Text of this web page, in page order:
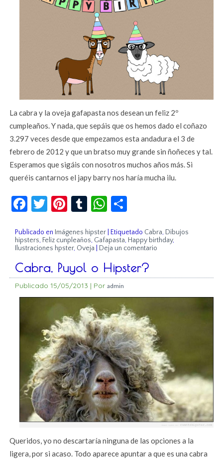
La cabra y la oveja gafapasta nos desean un feliz 2º
cumpleaños. Y nada, que sepáis que os hemos dado el coñazo
3.297 veces desde que empezamos esta andadura el 3 de
febrero de 2012 y que un bratso muy grande sin ñoñeces y tal.
Esperamos que sigáis con nosotros muchos años más. Si
queréis cantarnos el japy barry nos haría mucha ilu.
Facebook
Twitter
Pinterest
TumblrWhatsApp
Publicado en Imágenes hipster |Etiquetado Cabra, Dibujos
hipsters, Feliz cunpleaños, Gafapasta, Happy birthday,
Ilustraciones hpster, Oveja Deja un comentario
Cabra, Puyol o Hipster?
Publicado 15/05/2013 | Por admin
Queridos, yo no descartaría ninguna de las opciones a la
ligera, por si acaso. Todo aparece apuntar a que es una cabra